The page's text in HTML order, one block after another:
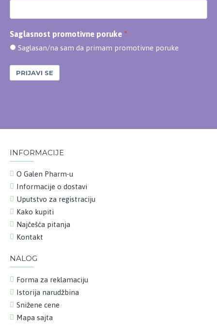
Saglasnost promotivne poruke
Saglasan/na sam da primam promotivne poruke
PRIJAVI SE
INFORMACIJE
O Galen Pharm-u
Informacije o dostavi
Uputstvo za registraciju
Kako kupiti
Najčešća pitanja
Kontakt
NALOG
Forma za reklamaciju
Istorija narudžbina
Snižene cene
Mapa sajta